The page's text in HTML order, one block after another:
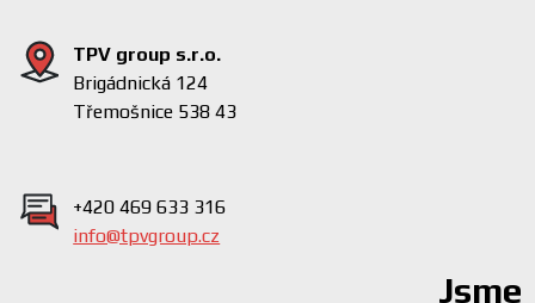
TPV group s.r.o.
Brigádnická 124
Třemošnice 538 43
+420 469 633 316
info@tpvgroup.cz
Jsme